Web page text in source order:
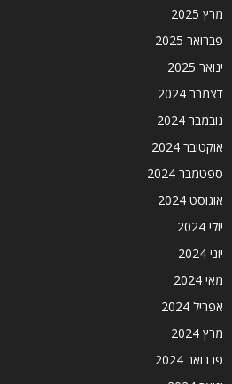
מרץ 2025
פברואר 2025
ינואר 2025
דצמבר 2024
נובמבר 2024
אוקטובר 2024
ספטמבר 2024
אוגוסט 2024
יולי 2024
יוני 2024
מאי 2024
אפריל 2024
מרץ 2024
פברואר 2024